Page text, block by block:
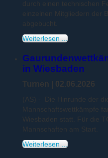
durch einen technischen
einzelnen Mitgliedern der
abgebucht.
Weiterlesen ...
in Wiesbaden
Turnen | 02.06.2026
(AS) - Die Hinrunde der
Mannschaftswettkämpfe
Wiesbaden statt. Für die
Mannschaften am Start.
Weiterlesen ...